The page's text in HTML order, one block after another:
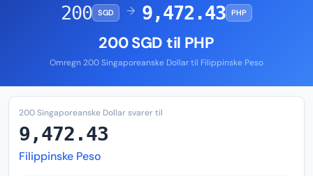
200 SGD → 9,472.43 PHP
200 SGD til PHP
Omregn 200 Singaporeanske Dollar til Filippinske Peso
200 Singaporeanske Dollar svarer til
9,472.43
Filippinske Peso